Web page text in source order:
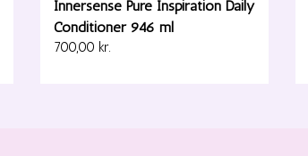
Innersense Pure Inspiration Daily
Conditioner 946 ml
700,00 kr.